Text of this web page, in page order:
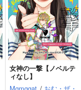
女神の一撃【ノベルテ
ィなし】